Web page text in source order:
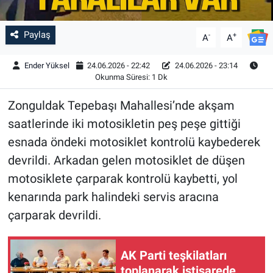
Paylaş A- A+
Ender Yüksel 24.06.2026 - 22:42
24.06.2026 - 23:14
Okunma Süresi: 1 Dk
Zonguldak Tepebaşı Mahallesi’nde akşam
saatlerinde iki motosikletin peş peşe gittiği
esnada öndeki motosiklet kontrolü kaybederek
devrildi. Arkadan gelen motosiklet de düşen
motosiklete çarparak kontrolü kaybetti, yol
kenarında park halindeki servis aracına
çarparak devrildi.
AK Parti teşkilatları